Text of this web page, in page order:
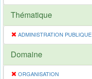
Thématique
ADMINISTRATION PUBLIQUE
Domaine
ORGANISATION